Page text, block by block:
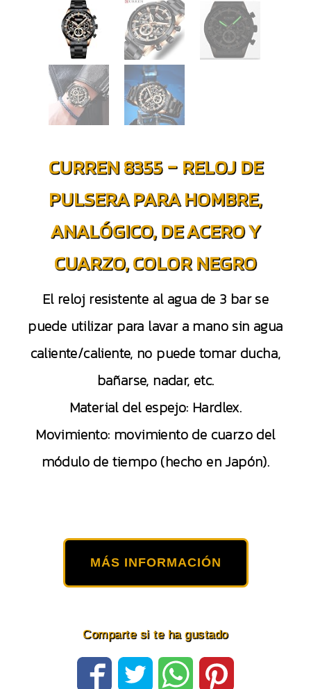
CURREN 8355 – RELOJ DE
PULSERA PARA HOMBRE,
ANALÓGICO, DE ACERO Y
CUARZO, COLOR NEGRO
El reloj resistente al agua de 3 bar se
puede utilizar para lavar a mano sin agua
caliente/caliente, no puede tomar ducha,
bañarse, nadar, etc.
Material del espejo: Hardlex.
Movimiento: movimiento de cuarzo del
módulo de tiempo (hecho en Japón).
MÁS INFORMACIÓN
Comparte si te ha gustado